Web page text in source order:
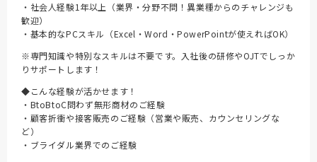
・社会人経験1年以上（業界・分野不問！異業種からのチャレンジも
歓迎）
・基本的なPCスキル（Excel・Word・PowerPointが使えればOK）
※専門知識や特別なスキルは不要です。入社後の研修やOJTでしっか
りサポートします！
◆こんな経験が活かせます！
・BtoBtoC問わず無形商材のご経験
・顧客折衝や接客販売のご経験（営業や販売、カウンセリングな
ど）
・ブライダル業界でのご経験